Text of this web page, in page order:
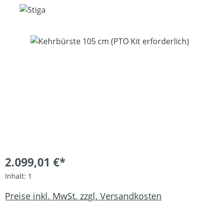
Bildergalerie überspringen
2.099,01 €*
Inhalt: 1
Preise inkl. MwSt. zzgl. Versandkosten